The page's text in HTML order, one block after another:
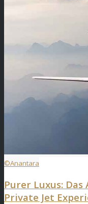
©Anantara
Purer Luxus: Das
Private Jet